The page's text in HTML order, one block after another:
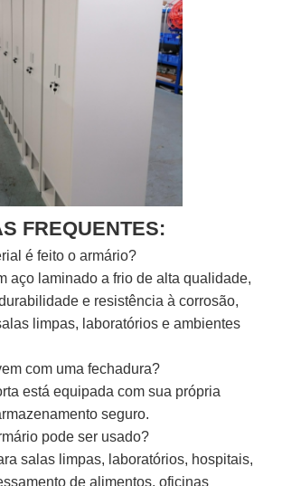
FREQUENTES:
é feito o armário?
aço laminado a frio de alta qualidade,
e resistência à corrosão,
limpas, laboratórios e ambientes
com uma fechadura?
está equipada com sua própria
seguro.
pode ser usado?
salas limpas, laboratórios, hospitais,
de alimentos, oficinas